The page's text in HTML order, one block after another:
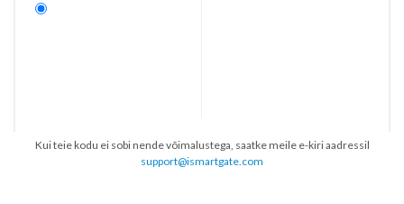
Kui teie kodu ei sobi nende võimalustega, saatke meile e-kiri aadressil
support@ismartgate.com